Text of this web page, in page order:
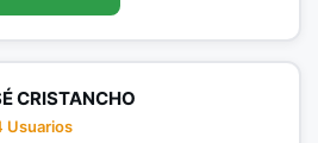
CRISTANCHO
Usuarios